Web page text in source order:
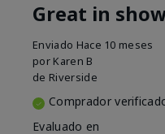
Great in
Enviado Hace 10 meses
por Karen B
de Riverside
Comprador
Evaluado en